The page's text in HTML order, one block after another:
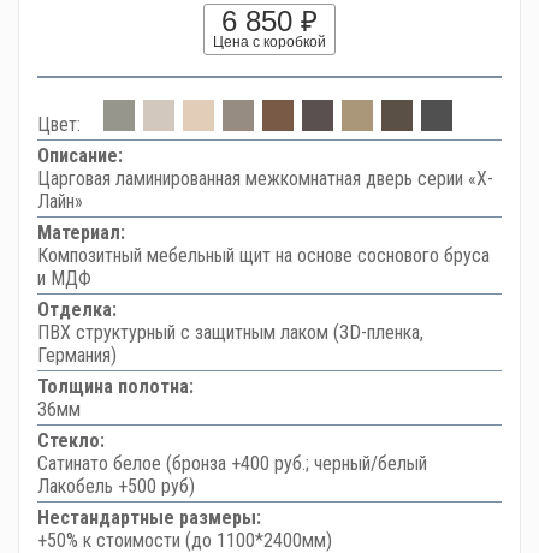
6 850 ₽
Цена с коробкой
Цвет:
Описание:
Царговая ламинированная межкомнатная дверь серии «Х-
Лайн»
Материал:
Композитный мебельный щит на основе соснового бруса
и МДФ
Отделка:
ПВХ структурный с защитным лаком (3D-пленка,
Германия)
Толщина полотна:
36мм
Стекло:
Сатинато белое (бронза +400 руб.; черный/белый
Лакобель +500 руб)
Нестандартные размеры:
+50% к стоимости (до 1100*2400мм)